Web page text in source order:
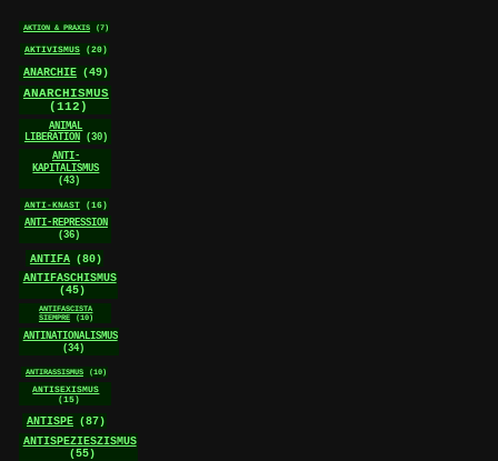
AKTION & PRAXIS (7)
AKTIVISMUS (20)
ANARCHIE (49)
ANARCHISMUS
(112)
ANIMAL
LIBERATION
(30)
ANTI-
KAPITALISMUS
(43)
ANTI-KNAST (16)
ANTI-REPRESSION
(36)
ANTIFA (80)
ANTIFASCHISMUS
(45)
ANTIFASCISTA
SIEMPRE
(10)
ANTINATIONALISMUS
(34)
ANTIRASSISMUS (10)
ANTISEXISMUS
(15)
ANTISPE (87)
ANTISPEZIESZISMUS
(55)